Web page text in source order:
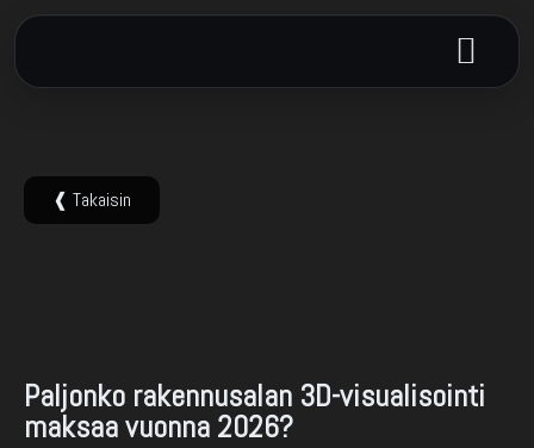
3D-animaatio
❰ Takaisin
Paljonko rakennusalan 3D-visualisointi
maksaa vuonna 2026?